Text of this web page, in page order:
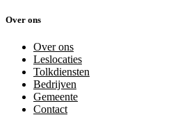
Over ons
Over ons
Leslocaties
Tolkdiensten
Bedrijven
Gemeente
Contact